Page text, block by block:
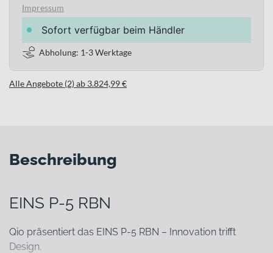
Impressum
Sofort verfügbar beim Händler
Abholung: 1-3 Werktage
Alle Angebote (2) ab 3.824,99 €
Beschreibung
EINS P-5 RBN
Qio präsentiert das EINS P-5 RBN – Innovation trifft
Design.